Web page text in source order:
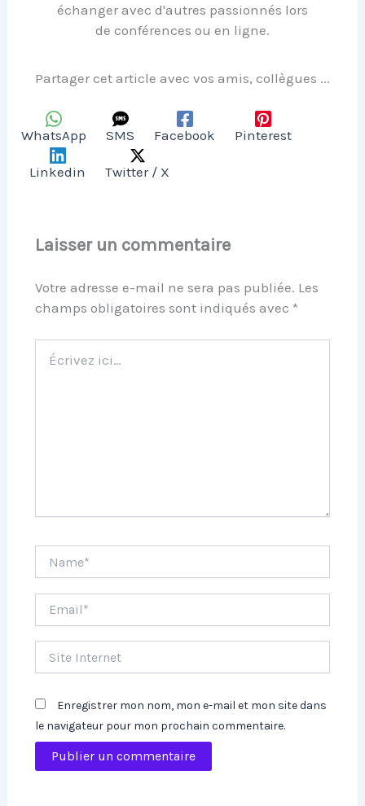
échanger avec d'autres passionnés lors
de conférences ou en ligne.
Partager cet article avec vos amis, collègues ...
WhatsApp SMS Facebook Pinterest
Linkedin Twitter / X
Laisser un commentaire
Votre adresse e-mail ne sera pas publiée. Les
champs obligatoires sont indiqués avec *
ici…
Internet
Enregistrer mon nom, mon e-mail et mon site dans
le navigateur pour mon prochain commentaire.